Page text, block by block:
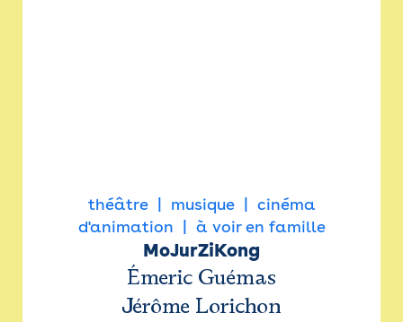
théâtre musique
cinéma
d'animation
à voir en famille
MoJurZiKong
Émeric Guémas
Jérôme Lorichon